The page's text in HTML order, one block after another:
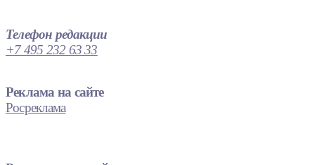
Телефон редакции
+7 495 232 63 33
Реклама на сайте
Росреклама